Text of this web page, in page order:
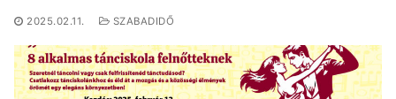
2025.02.11. SZABADIDŐ